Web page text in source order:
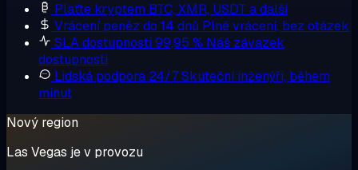
Plaťte kryptem BTC, XMR, USDT a další
Vrácení peněz do 14 dnů Plné vrácení, bez otázek
SLA dostupnosti 99,95 % Náš závazek
dostupnosti
Lidská podpora 24/7Skuteční inženýři, během
minut
Nový region
Las Vegas je v provozu